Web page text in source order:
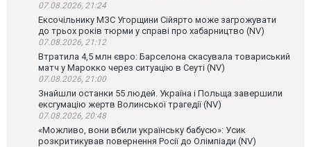
07.08.2026, 21:24
Ексочільнику МЗС Угорщини Сійярто може загрожувати
до трьох років тюрми у справі про хабарництво (NV)
07.08.2026, 21:12
Втратила 4,5 млн євро: Барселона скасувала товариський
матч у Марокко через ситуацію в Сеуті (NV)
07.08.2026, 21:00
Знайшли останки 55 людей. Україна і Польща завершили
ексгумацію жертв Волинської трагедії (NV)
07.08.2026, 20:48
«Можливо, вони вбили українську бабусю»: Усик
розкритикував повернення Росії до Олімпіади (NV)